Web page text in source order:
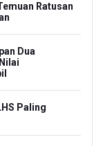
Ratusan
Dua
Paling